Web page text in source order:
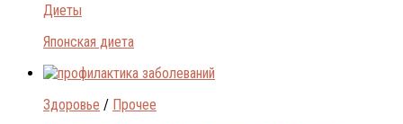
Диеты
Японская диета
Здоровье / Прочее